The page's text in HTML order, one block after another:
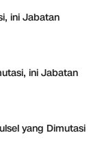
ini Jabatan
ini Jabatan
yang Dimutasi